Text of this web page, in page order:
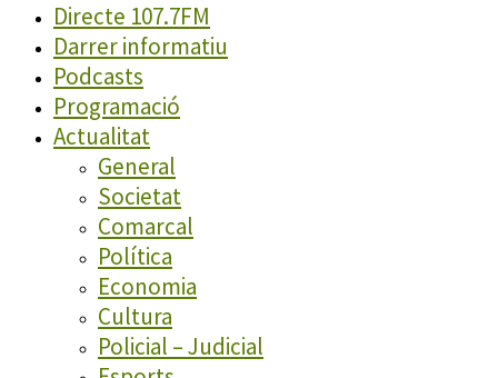
Directe 107.7FM
Darrer informatiu
Podcasts
Programació
Actualitat
General
Societat
Comarcal
Política
Economia
Cultura
Policial – Judicial